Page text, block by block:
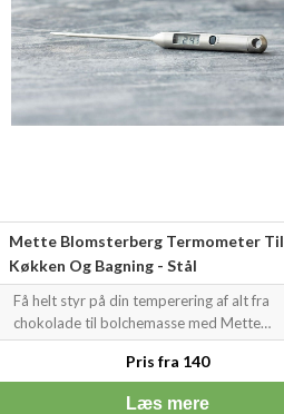
Mette Blomsterberg Termometer Til
Køkken Og Bagning - Stål
Få helt styr på din temperering af alt fra
chokolade til bolchemasse med Mette
Blomsterbergs...
Pris fra 140
Læs mere